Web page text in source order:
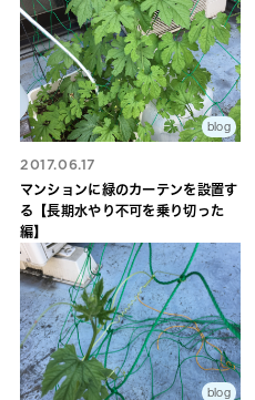
blog
2017.06.17
マンションに緑のカーテンを設置す
る【長期水やり不可を乗り切った
編】
blog